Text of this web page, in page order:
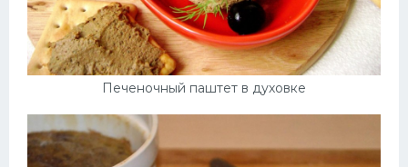
Печеночный паштет в духовке